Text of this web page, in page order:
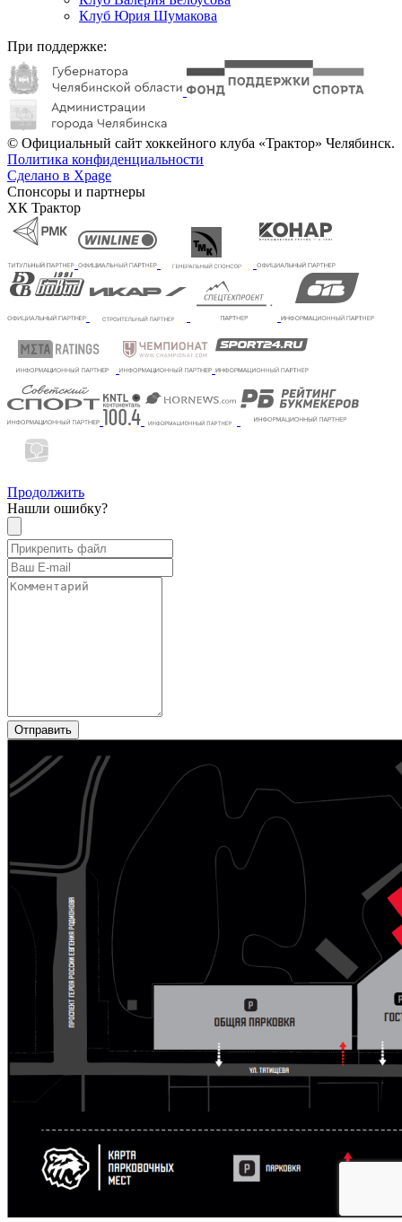
Клуб Юрия Шумакова
При поддержке:
© Официальный сайт хоккейного клуба «Трактор» Челябинск.
Политика конфиденциальности
Сделано в Xpage
Спонсоры и партнеры
ХК Трактор
Продолжить
Нашли ошибку?